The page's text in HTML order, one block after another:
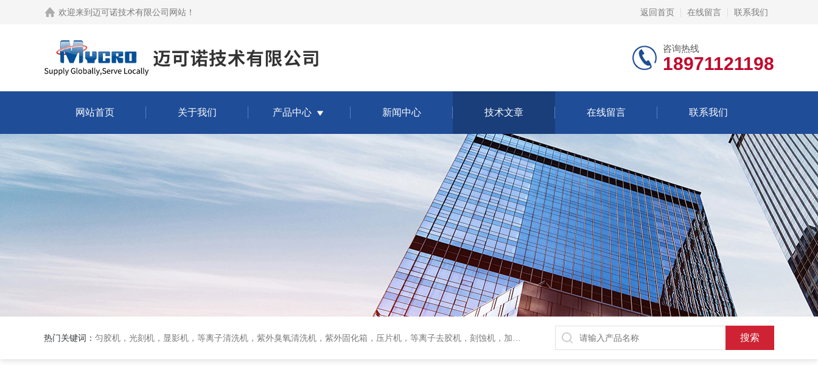
欢迎来到 迈可诺技术有限公司网站 ！ 返回首页 在线留言 联系我们
咨询热线
18971121198
网站首页 关于我们 产品中心 新闻中心 技术文章 在线留言 联系我们
热门关键词： 匀胶机，光刻机，显影机，等离子清洗机，紫外臭氧清洗机，紫外固化箱，压片机，等离子去胶机，刻蚀机，加热板